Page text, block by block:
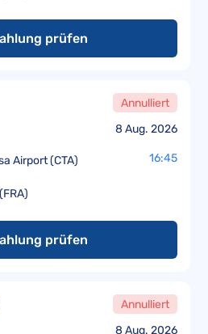
prüfen
8 Aug. 2026
Annulliert
Airport (CTA) 16:45
prüfen
8 Aug. 2026
Annulliert